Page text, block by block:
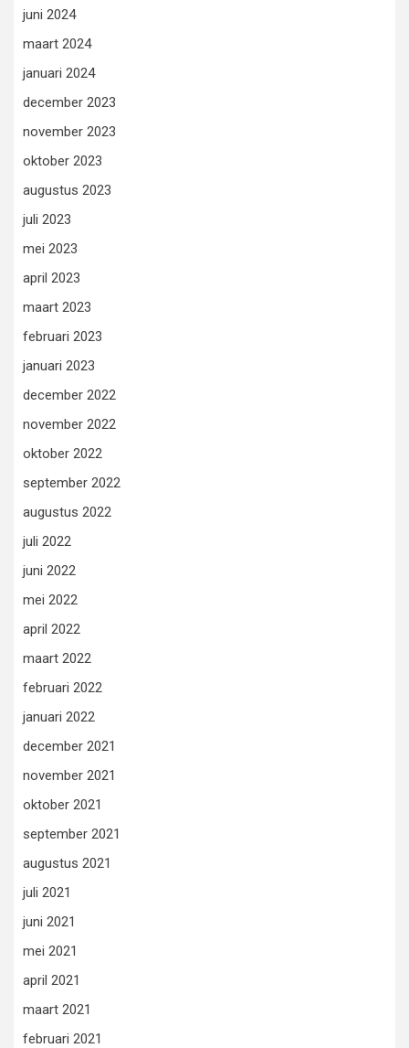
juni 2024
maart 2024
januari 2024
december 2023
november 2023
oktober 2023
augustus 2023
juli 2023
mei 2023
april 2023
maart 2023
februari 2023
januari 2023
december 2022
november 2022
oktober 2022
september 2022
augustus 2022
juli 2022
juni 2022
mei 2022
april 2022
maart 2022
februari 2022
januari 2022
december 2021
november 2021
oktober 2021
september 2021
augustus 2021
juli 2021
juni 2021
mei 2021
april 2021
maart 2021
februari 2021